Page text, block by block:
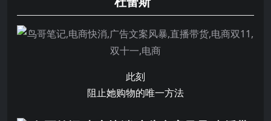
此刻
阻止她购物的唯一方法